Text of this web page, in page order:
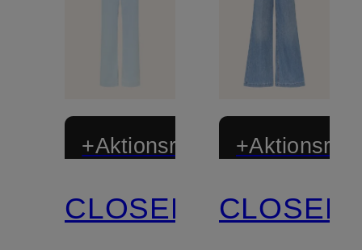
+Aktionsrabatt
Zertifiziert
CLOSED
Zertifiziert
CLOSED